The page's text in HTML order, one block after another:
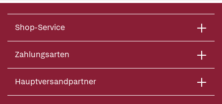
Shop-Service
Zahlungsarten
Hauptversandpartner